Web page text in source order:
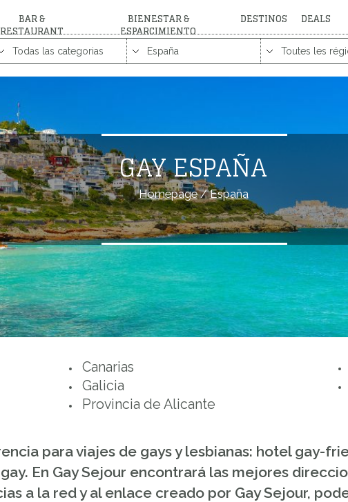
BAR &
RESTAURANT
BIENESTAR &
ESPARCIMIENTO
DESTINOS DEALS
GAY ESPAÑA
Homepage/España
Canarias
Galicia
Provincia de Alicante
para viajes de gays y lesbianas: hotel gay-
En Gay Sejour encontrará las mejores
a la red y al enlace creado por Gay Sejour,